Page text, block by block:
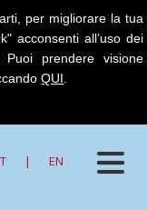
per migliorare la tua
acconsenti all’uso dei
prendere visione
QUI
| EN